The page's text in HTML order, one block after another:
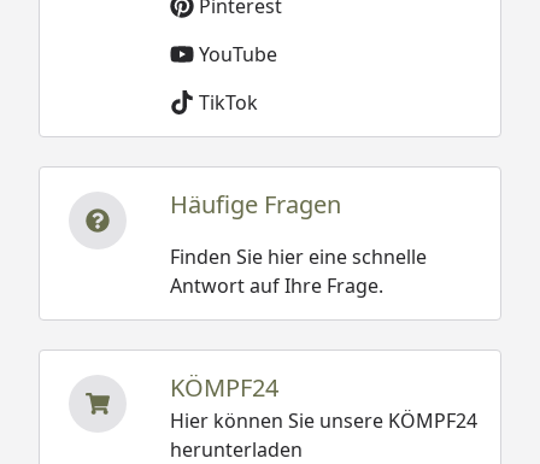
Pinterest
YouTube
TikTok
Häufige Fragen
Finden Sie hier eine schnelle
Antwort auf Ihre Frage.
KÖMPF24
Hier können Sie unsere KÖMPF24
herunterladen